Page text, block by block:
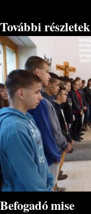
További részletek
Befogadó mise